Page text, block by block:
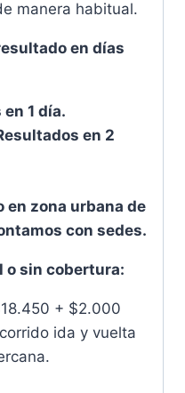
manera habitual.
en días
1 día.
en 2
en zona urbana de
con sedes.
o sin cobertura:
+ $2.000
ida y vuelta